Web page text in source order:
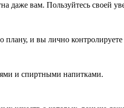
даже вам. Пользуйтесь своей
плану, и вы лично
и спиртными напитками.